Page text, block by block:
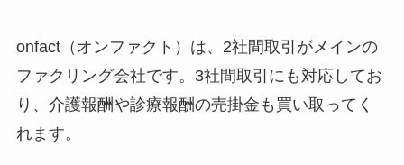
onfact（オンファクト）は、2社間取引がメインの
ファクリング会社です。3社間取引にも対応してお
り、介護報酬や診療報酬の売掛金も買い取ってく
れます。